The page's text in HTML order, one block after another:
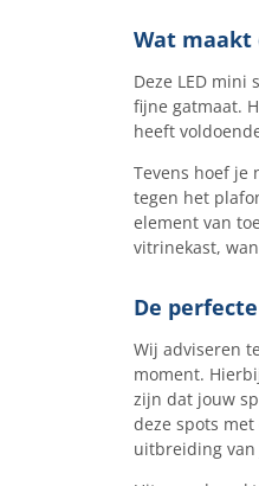
Wat maakt
Deze LED
fijne gatmaat.
heeft
Tevens hoef je
tegen het
element van
vitrinekast,
De
Wij adviseren
moment.
zijn dat jouw
deze spots met
uitbreiding van